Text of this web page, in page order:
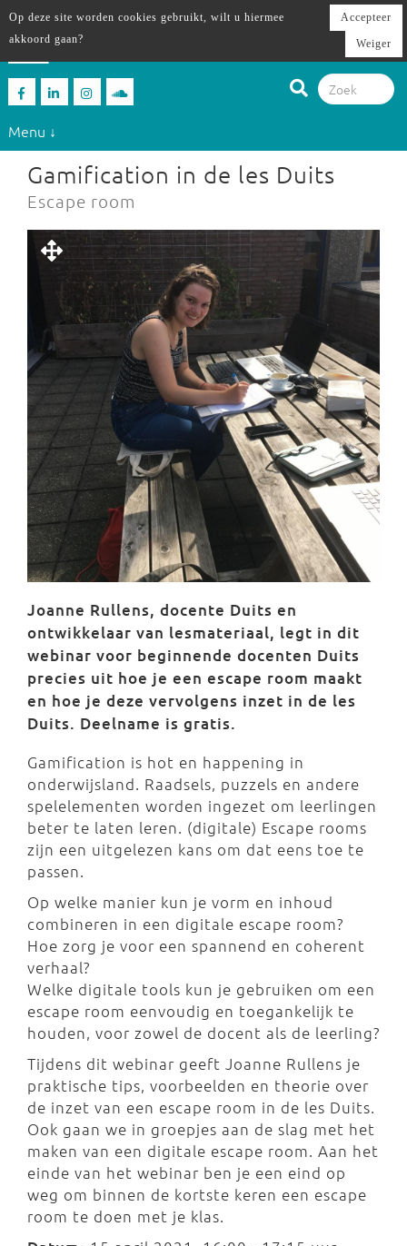
Menu ↓
Gamification in de les Duits
Escape room
Joanne Rullens, docente Duits en
ontwikkelaar van lesmateriaal, legt in dit
webinar voor beginnende docenten Duits
precies uit hoe je een escape room maakt
en hoe je deze vervolgens inzet in de les
Duits. Deelname is gratis.
Gamification is hot en happening in
onderwijsland. Raadsels, puzzels en andere
spelelementen worden ingezet om leerlingen
beter te laten leren. (digitale) Escape rooms
zijn een uitgelezen kans om dat eens toe te
passen.
Op welke manier kun je vorm en inhoud
combineren in een digitale escape room?
Hoe zorg je voor een spannend en coherent
verhaal?
Welke digitale tools kun je gebruiken om een
escape room eenvoudig en toegankelijk te
houden, voor zowel de docent als de leerling?
Tijdens dit webinar geeft Joanne Rullens je
praktische tips, voorbeelden en theorie over
de inzet van een escape room in de les Duits.
Ook gaan we in groepjes aan de slag met het
maken van een digitale escape room. Aan het
einde van het webinar ben je een eind op
weg om binnen de kortste keren een escape
room te doen met je klas.
Op deze site worden cookies gebruikt, wilt u hiermee
akkoord gaan?
Accepteer
Weiger